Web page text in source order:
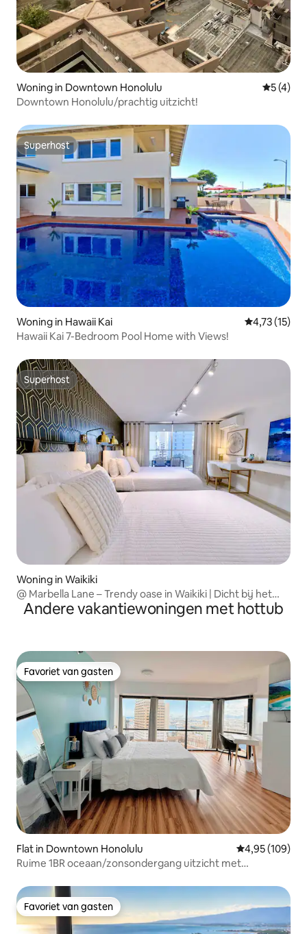
Woning in Downtown Honolulu
5 (4)
Downtown Honolulu/prachtig uitzicht!
Superhost
Superhost
Woning in Hawaii Kai Gemiddelde
4,73 (15)
Hawaii Kai 7-Bedroom Pool Home with Views!
Superhost
Superhost
Woning in Waikiki
@ Marbella Lane – Trendy oase in Waikiki | Dicht bij het
strand
Andere vakantiewoningen met hottub
Favoriet van gasten
Favoriet van gasten
Flat in Downtown Honolulu Gemiddelde
4,95 (109)
Ruime 1BR oceaan/zonsondergang uitzicht met
Favoriet van gasten
Favoriet van gasten